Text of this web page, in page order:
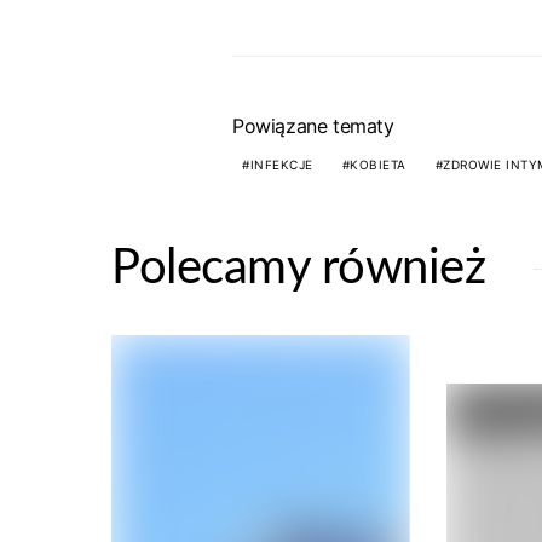
Powiązane tematy
INFEKCJE KOBIETA ZDROWIE
Polecamy również